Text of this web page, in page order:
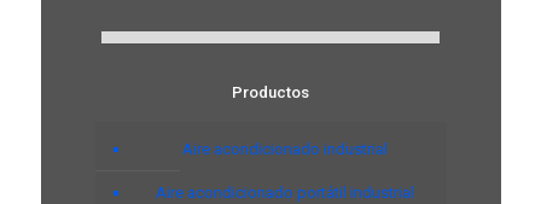
Productos
Aire acondicionado industrial
Aire acondicionado portátil industrial